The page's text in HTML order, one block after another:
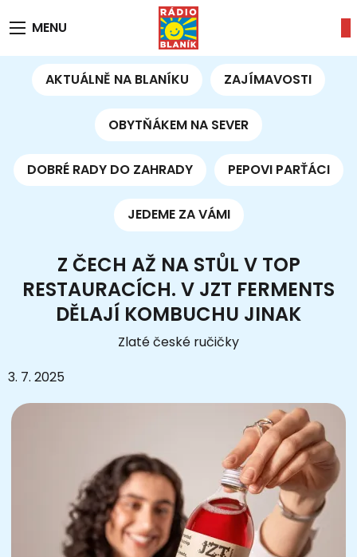
MENU
AKTUÁLNĚ NA BLANÍKU ZAJÍMAVOSTI
OBYTŇÁKEM NA SEVER
DOBRÉ RADY DO ZAHRADY PEPOVI PARŤÁCI
JEDEME ZA VÁMI
Z ČECH AŽ NA STŮL V TOP
RESTAURACÍCH. V JZT FERMENTS
DĚLAJÍ KOMBUCHU JINAK
Zlaté české ručičky
3. 7. 2025